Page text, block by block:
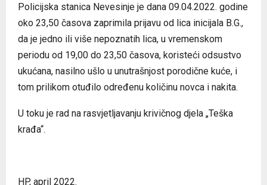
Policijska stanica Nevesinje je dana 09.04.2022. godine
oko 23,50 časova zaprimila prijavu od lica inicijala B.G.,
da je jedno ili više nepoznatih lica, u vremenskom
periodu od 19,00 do 23,50 časova, koristeći odsustvo
ukućana, nasilno ušlo u unutrašnjost porodične kuće, i
tom prilikom otuđilo određenu količinu novca i nakita.
U toku je rad na rasvjetljavanju krivičnog djela „Teška
krađa“.
HP, april 2022.